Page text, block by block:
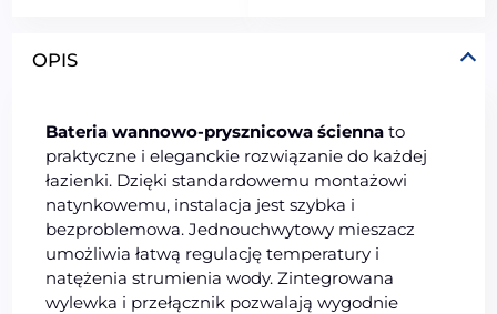
OPIS
Bateria wannowo-prysznicowa ścienna to
praktyczne i eleganckie rozwiązanie do każdej
łazienki. Dzięki standardowemu montażowi
natynkowemu, instalacja jest szybka i
bezproblemowa. Jednouchwytowy mieszacz
umożliwia łatwą regulację temperatury i
natężenia strumienia wody. Zintegrowana
wylewka i przełącznik pozwalają wygodnie